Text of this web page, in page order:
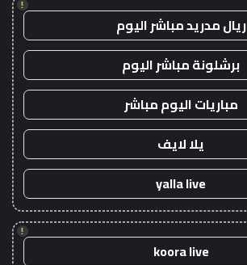
!
ريال مدريد مباشر اليوم
برشلونة مباشر اليوم
مباريات اليوم مباشر
يلا لايف
yalla live
!
koora live